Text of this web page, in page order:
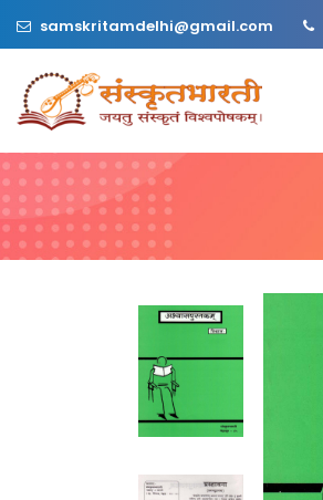
samskritamdelhi@gmail.com